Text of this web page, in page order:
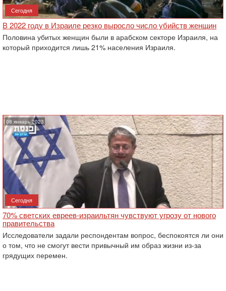
Сегодня
В 2022 году в Израиле резко выросло число убийств женщин
Половина убитых женщин были в арабском секторе Израиля, на
который приходится лишь 21% населения Израиля.
08 январь 2023
Сегодня
70% светских евреев-израильтян чувствуют угрозу от нового
правительства
Исследователи задали респондентам вопрос, беспокоятся ли они
о том, что не смогут вести привычный им образ жизни из-за
грядущих перемен.